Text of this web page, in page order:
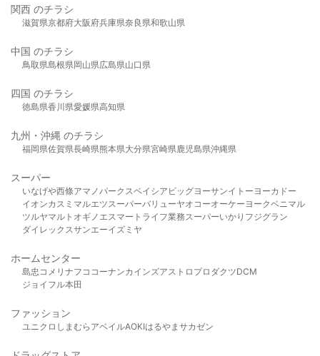
関西 のチラシ
滋賀県京都府大阪府兵庫県奈良県和歌山県
中国 のチラシ
鳥取県島根県岡山県広島県山口県
四国 のチラシ
徳島県香川県愛媛県高知県
九州・沖縄 のチラシ
福岡県佐賀県長崎県熊本県大分県宮崎県鹿児島県沖縄県
スーパー
いなげや西條アマノパークスベイシア ビッグヨーサンイトーヨーカドー
イオンカスミ マルエツスーパーバリューヤオコーオーケー ヨークベニマル
ツルヤマルト オギノ エスマート ライフ業務スーパーいかり フジグラン
ダイレックスサンエーイズミヤ
ホームセンター
島忠 コメリ ナフコ コーナンカインズアストロプロダクツDCM
ジョイフル本田
ファッション
ユニクロ しまむら アベイルAOKIはるやま サカゼン